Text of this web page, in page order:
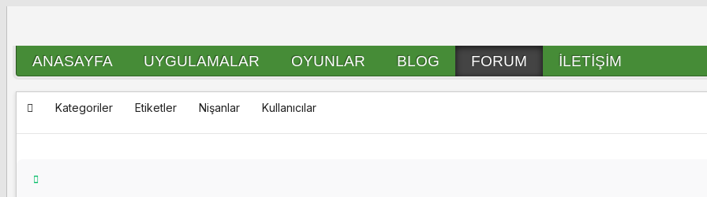
ANASAYFA UYGULAMALAR OYUNLAR BLOG FORUM İLETIŞIM
Kategoriler Etiketler Nişanlar Kullanıcılar